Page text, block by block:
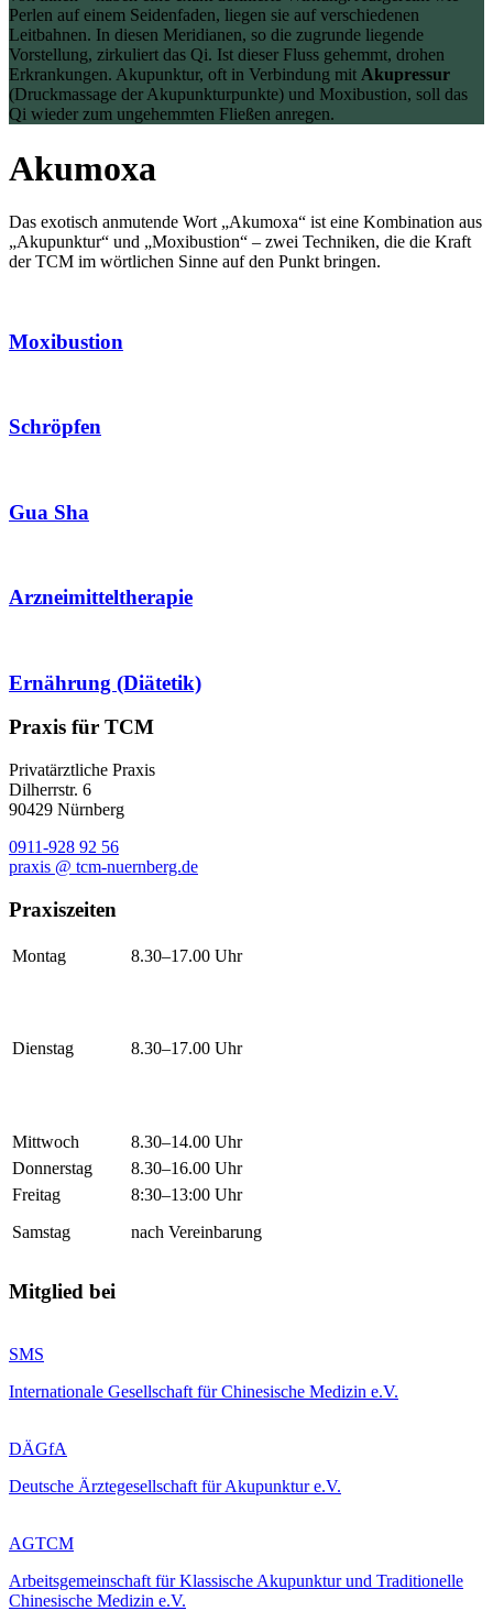
Perlen auf einem Seidenfaden, liegen sie auf verschiedenen
Leitbahnen. In diesen Meridianen, so die zugrunde liegende
Vorstellung, zirkuliert das Qi. Ist dieser Fluss gehemmt, drohen
Erkrankungen. Akupunktur, oft in Verbindung mit Akupressur
(Druckmassage der Akupunkturpunkte) und Moxibustion, soll das
Qi wieder zum ungehemmten Fließen anregen.
Akumoxa
Das exotisch anmutende Wort „Akumoxa“ ist eine Kombination aus
„Akupunktur“ und „Moxibustion“ – zwei Techniken, die die Kraft
der TCM im wörtlichen Sinne auf den Punkt bringen.
Moxibustion
Schröpfen
Gua Sha
Arzneimittel­therapie
Ernährung (Diätetik)
Praxis für TCM
Privatärztliche Praxis
Dilherrstr. 6
90429 Nürnberg
0911-928 92 56
praxis @ tcm-nuernberg.de
Praxiszeiten
Montag 8.30–17.00 Uhr
Dienstag 8.30–17.00 Uhr
Mittwoch
8.30–14.00 Uhr
Donnerstag
8.30–16.00 Uhr
Freitag
8:30–13:00 Uhr
Samstag
nach Vereinbarung
Mitglied bei
SMS
Internationale Gesellschaft für Chinesische Medizin e.V.
DÄGfA
Deutsche Ärztegesellschaft für Akupunktur e.V.
AGTCM
Arbeitsgemeinschaft für Klassische Akupunktur und Traditionelle
Chinesische Medizin e.V.